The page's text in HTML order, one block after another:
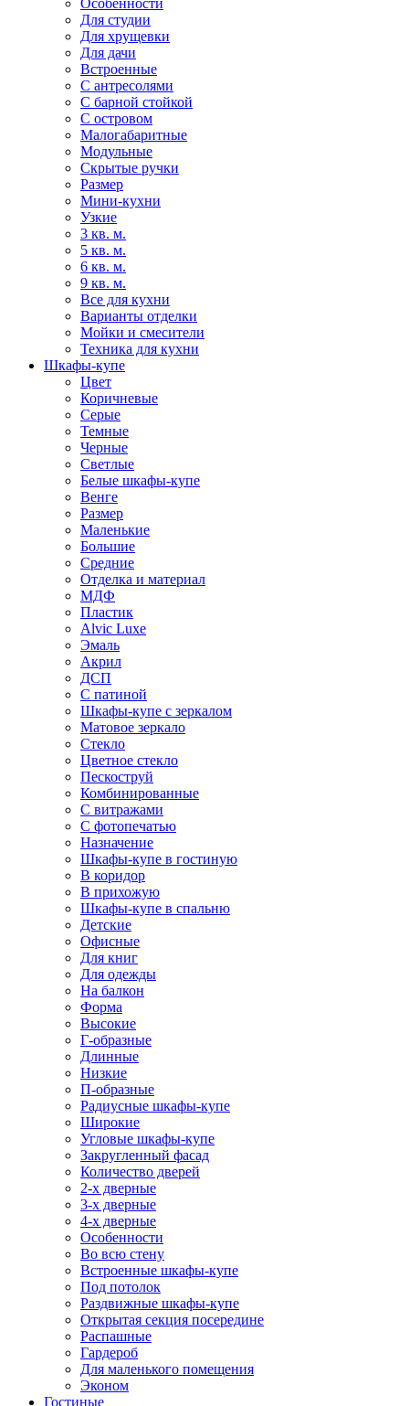
Особенности
Для студии
Для хрущевки
Для дачи
Встроенные
С антресолями
С барной стойкой
С островом
Малогабаритные
Модульные
Скрытые ручки
Размер
Мини-кухни
Узкие
3 кв. м.
5 кв. м.
6 кв. м.
9 кв. м.
Все для кухни
Варианты отделки
Мойки и смесители
Техника для кухни
Шкафы-купе
Цвет
Коричневые
Серые
Темные
Черные
Светлые
Белые шкафы-купе
Венге
Размер
Маленькие
Большие
Средние
Отделка и материал
МДФ
Пластик
Alvic Luxe
Эмаль
Акрил
ДСП
С патиной
Шкафы-купе с зеркалом
Матовое зеркало
Стекло
Цветное стекло
Пескоструй
Комбинированные
С витражами
С фотопечатью
Назначение
Шкафы-купе в гостиную
В коридор
В прихожую
Шкафы-купе в спальню
Детские
Офисные
Для книг
Для одежды
На балкон
Форма
Высокие
Г-образные
Длинные
Низкие
П-образные
Радиусные шкафы-купе
Широкие
Угловые шкафы-купе
Закругленный фасад
Количество дверей
2-х дверные
3-х дверные
4-х дверные
Особенности
Во всю стену
Встроенные шкафы-купе
Под потолок
Раздвижные шкафы-купе
Открытая секция посередине
Распашные
Гардероб
Для маленького помещения
Эконом
Гостиные